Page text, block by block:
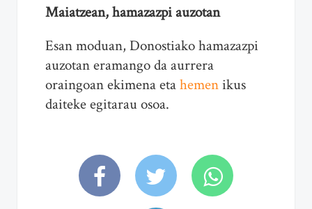
Maiatzean, hamazazpi auzotan
Esan moduan, Donostiako hamazazpi
auzotan eramango da aurrera
oraingoan ekimena etahemenikus
daiteke egitarau osoa.